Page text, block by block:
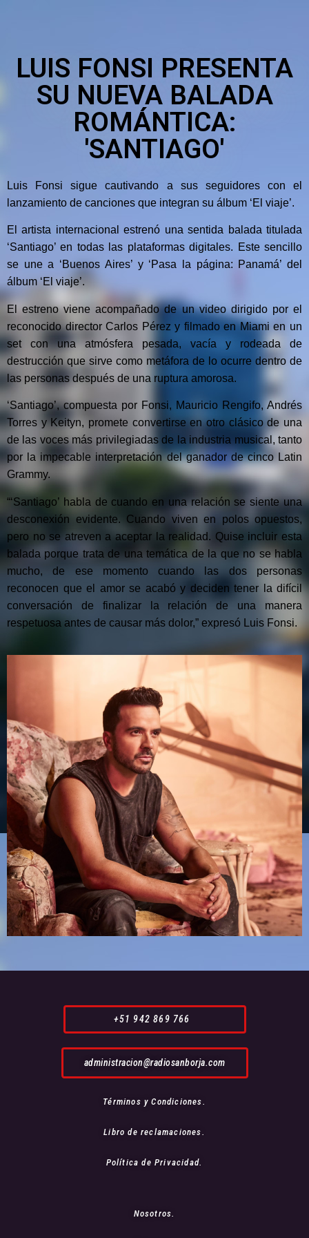
LUIS FONSI PRESENTA
SU NUEVA BALADA
ROMÁNTICA:
'SANTIAGO'
Luis Fonsi sigue cautivando a sus seguidores con el
lanzamiento de canciones que integran su álbum ‘El viaje’.
El artista internacional estrenó una sentida balada titulada
‘Santiago’ en todas las plataformas digitales. Este sencillo
se une a ‘Buenos Aires’ y ‘Pasa la página: Panamá’ del
álbum ‘El viaje’.
El estreno viene acompañado de un video dirigido por el
reconocido director Carlos Pérez y filmado en Miami en un
set con una atmósfera pesada, vacía y rodeada de
destrucción que sirve como metáfora de lo ocurre dentro de
las personas después de una ruptura amorosa.
‘Santiago’, compuesta por Fonsi, Mauricio Rengifo, Andrés
Torres y Keityn, promete convertirse en otro clásico de una
de las voces más privilegiadas de la industria musical, tanto
por la impecable interpretación del ganador de cinco Latin
Grammy.
“‘Santiago’ habla de cuando en una relación se siente una
desconexión evidente. Cuando viven en polos opuestos,
pero no se atreven a aceptar la realidad. Quise incluir esta
balada porque trata de una temática de la que no se habla
mucho, de ese momento cuando las dos personas
reconocen que el amor se acabó y deciden tener la difícil
conversación de finalizar la relación de una manera
respetuosa antes de causar más dolor,” expresó Luis Fonsi.
+51 942 869 766
administracion@radiosanborja.com
Términos y Condiciones.
Libro de reclamaciones.
Política de Privacidad.
Nosotros.